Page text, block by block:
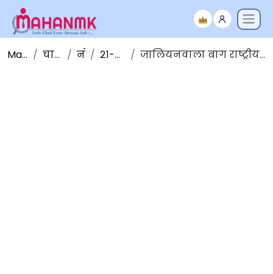
Maha NMK चालू घडामोडी नोव्हेंबर २१-नोव्हेंबर-२०१९ जालियनवाला बाग राष्ट्रीय स्मारक (दुरुस्ती) विधेयक, २०१९ संसदेत मंजूर